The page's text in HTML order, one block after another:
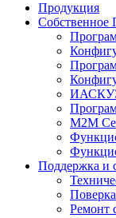
Продукция
Собственное
M2M
Поддержка и
Ремонт